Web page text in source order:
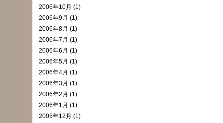
2006年10月 (1)
2006年9月 (1)
2006年8月 (1)
2006年7月 (1)
2006年6月 (1)
2006年5月 (1)
2006年4月 (1)
2006年3月 (1)
2006年2月 (1)
2006年1月 (1)
2005年12月 (1)